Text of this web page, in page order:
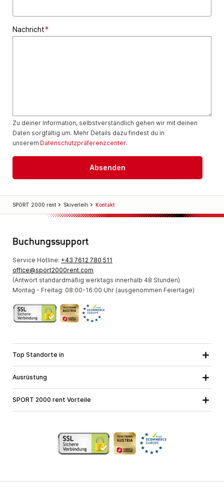
Nachricht*
Zu deiner Information, selbstverständlich gehen wir mit deinen
Daten sorgfältig um. Mehr Details dazu findest du in
unserem Datenschutzpräferenzcenter.
SPORT 2000 rent Skiverleih Kontakt
Buchungssupport
Service Hotline: +43 7612 780 511
office@sport2000rent.com
(Antwort standardmäßig werktags innerhalb 48 Stunden)
Montag - Freitag: 08:00-16:00 Uhr (ausgenommen Feiertage)
Top Standorte in
Steiermark
Vorarlberg
Ausrüstung
Langlaufausrüstung
SPORT 2000 rent Vorteile
Jobs bei SPORT 2000